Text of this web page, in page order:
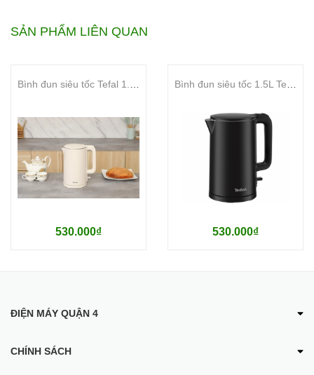
- Kích thước (L×W×H): 215 x 165 x 252 (mm).
- Xuất xứ: Trung Quốc.
SẢN PHẨM LIÊN QUAN
530.000₫ 530.000₫
ĐIỆN MÁY QUẬN 4
CHÍNH SÁCH